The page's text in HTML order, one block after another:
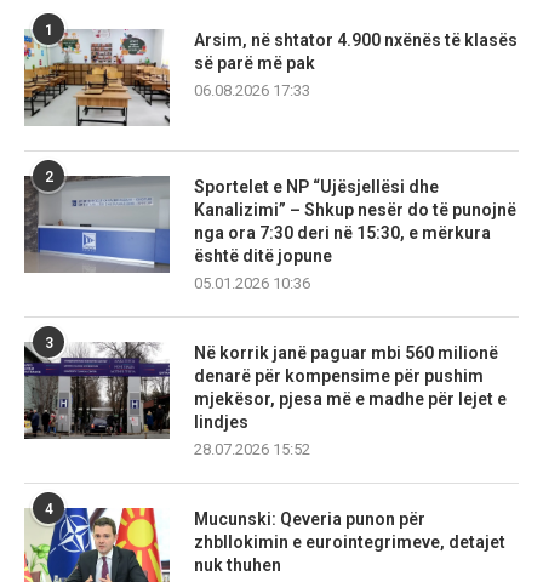
1
Arsim, në shtator 4.900 nxënës të klasës
së parë më pak
06.08.2026 17:33
2
Sportelet e NP “Ujësjellësi dhe
Kanalizimi” – Shkup nesër do të punojnë
nga ora 7:30 deri në 15:30, e mërkura
është ditë jopune
05.01.2026 10:36
3
Në korrik janë paguar mbi 560 milionë
denarë për kompensime për pushim
mjekësor, pjesa më e madhe për lejet e
lindjes
28.07.2026 15:52
4
Mucunski: Qeveria punon për
zhbllokimin e eurointegrimeve, detajet
nuk thuhen